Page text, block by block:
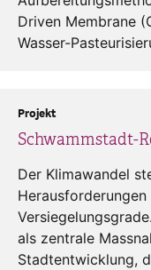
Driven Membrane
Wasser-
Schwammstadt-
Projekt
Der Klimawandel
als zentrale
Stadtentwicklung,